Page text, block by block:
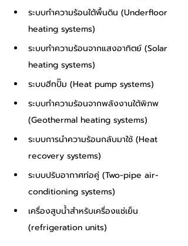
ระบบทำความร้อนใต้พื้นดิน (Underfloor
heating systems)
ระบบทำความร้อนจากแสงอาทิตย์ (Solar
heating systems)
ระบบฮีทปั๊ม (Heat pump systems)
ระบบทำความร้อนจากพลังงานใต้พิภพ
(Geothermal heating systems)
ระบบการนำความร้อนกลับมาใช้ (Heat
recovery systems)
ระบบปรับอากาศท่อคู่ (Two-pipe air-
conditioning systems)
เครื่องสูบน้ำสำหรับเครื่องแช่เย็น
(refrigeration units)